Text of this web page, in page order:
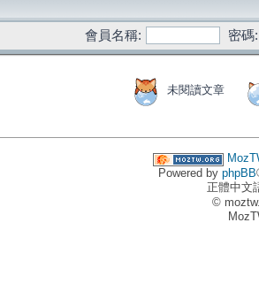
會員名稱:
密碼:
未閱讀文章
Powered by phpBB
正體中文
©